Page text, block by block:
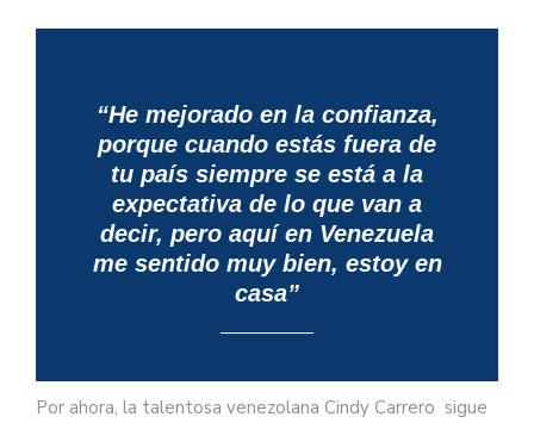
“He mejorado en la confianza,
porque cuando estás fuera de
tu país siempre se está a la
expectativa de lo que van a
decir, pero aquí en Venezuela
me sentido muy bien, estoy en
casa”
Por ahora, la talentosa venezolana Cindy Carrero sigue